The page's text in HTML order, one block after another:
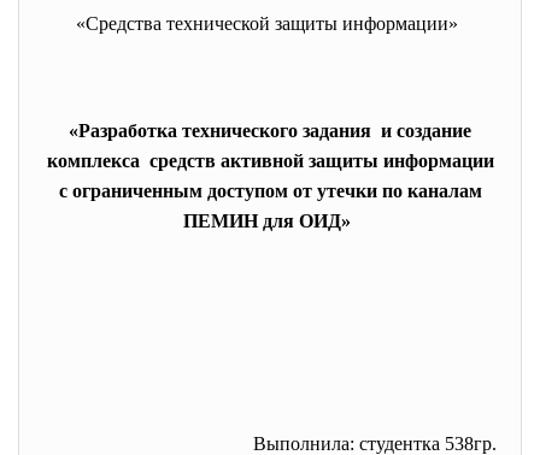
«Средства технической защиты информации»
«Разработка технического задания и создание
комплекса средств активной защиты информации
с ограниченным доступом от утечки по каналам
ПЕМИН для ОИД»
Выполнила: студентка 538гр.